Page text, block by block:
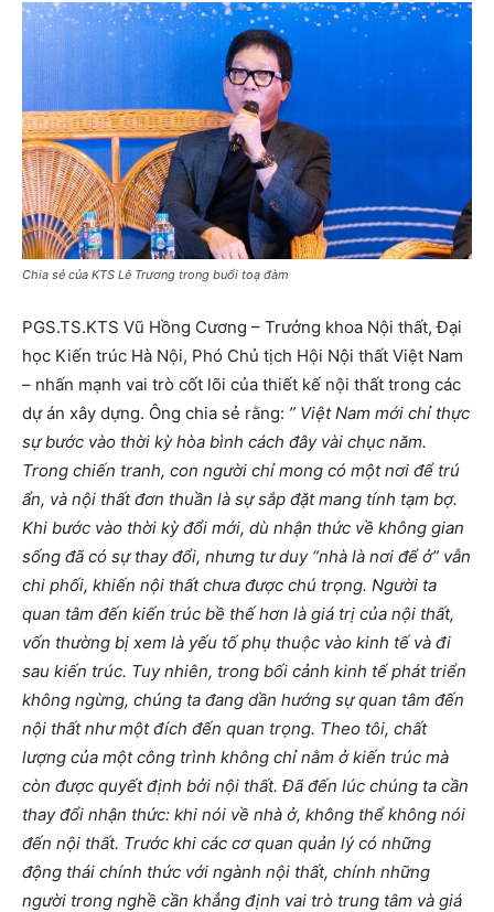
Chia sẻ của KTS Lê Trương trong buổi toạ đàm
PGS.TS.KTS Vũ Hồng Cương – Trưởng khoa Nội thất, Đại
học Kiến trúc Hà Nội, Phó Chủ tịch Hội Nội thất Việt Nam
– nhấn mạnh vai trò cốt lõi của thiết kế nội thất trong các
dự án xây dựng. Ông chia sẻ rằng: ” Việt Nam mới chỉ thực
sự bước vào thời kỳ hòa bình cách đây vài chục năm.
Trong chiến tranh, con người chỉ mong có một nơi để trú
ẩn, và nội thất đơn thuần là sự sắp đặt mang tính tạm bợ.
Khi bước vào thời kỳ đổi mới, dù nhận thức về không gian
sống đã có sự thay đổi, nhưng tư duy “nhà là nơi để ở” vẫn
chi phối, khiến nội thất chưa được chú trọng. Người ta
quan tâm đến kiến trúc bề thế hơn là giá trị của nội thất,
vốn thường bị xem là yếu tố phụ thuộc vào kinh tế và đi
sau kiến trúc. Tuy nhiên, trong bối cảnh kinh tế phát triển
không ngừng, chúng ta đang dần hướng sự quan tâm đến
nội thất như một đích đến quan trọng. Theo tôi, chất
lượng của một công trình không chỉ nằm ở kiến trúc mà
còn được quyết định bởi nội thất. Đã đến lúc chúng ta cần
thay đổi nhận thức: khi nói về nhà ở, không thể không nói
đến nội thất. Trước khi các cơ quan quản lý có những
động thái chính thức với ngành nội thất, chính những
người trong nghề cần khẳng định vai trò trung tâm và giá